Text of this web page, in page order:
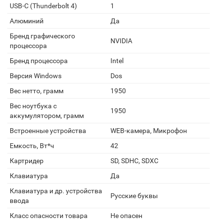
USB-C (Thunderbolt 4)
1
Алюминий
Да
Бренд графического
процессора
NVIDIA
Бренд процессора
Intel
Версия Windows
Dos
Вес нетто, грамм
1950
Вес ноутбука с
аккумулятором, грамм
1950
Встроенные устройства
WEB-камера, Микрофон
Емкость, Вт*ч
42
Картридер
SD, SDHC, SDXC
Клавиатура
Да
Клавиатура и др. устройства
ввода
Русские буквы
Класс опасности товара
Не опасен